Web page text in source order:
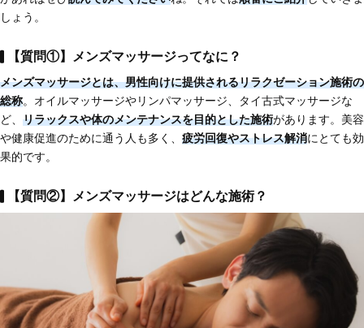
しょう。
【質問①】メンズマッサージってなに？
メンズマッサージとは、男性向けに提供されるリラクゼーション施術の
総称。オイルマッサージやリンパマッサージ、タイ古式マッサージな
ど、 リラックスや体のメンテナンスを目的とした施術があります。美容
や健康促進のために通う人も多く、 疲労回復やストレス解消にとても効
果的です。
【質問②】メンズマッサージはどんな施術？